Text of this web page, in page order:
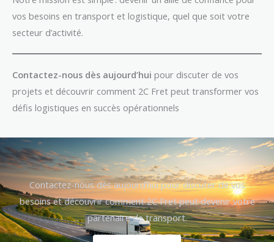
vos besoins en transport et logistique, quel que soit votre
secteur d’activité.
Contactez-nous dès aujourd’hui pour discuter de vos
projets et découvrir comment 2C Fret peut transformer vos
défis logistiques en succès opérationnels
Contactez-nous dès aujourd’hui pour discuter de vos
besoins et découvrir comment 2C Fret peut devenir votre
partenaire de transport.